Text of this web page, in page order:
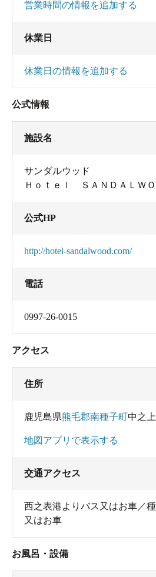
営業時間の情報を追加する
休業日
休業日の情報を追加する
公式情報
施設名
サンダルウッド
Ｈｏｔｅｌ ＳＡＮＤＡＬＷ
公式HP
http://hotel-sandalwood.com/
電話
0997-26-0015
アクセス
住所
鹿児島県熊毛郡南種子町中之
地図アプリで表示する
交通アクセス
西之表港よりバス又はお車／
又はお車
お風呂・設備